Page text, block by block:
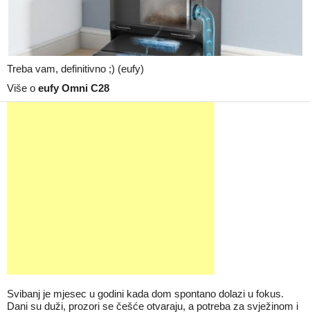
Treba vam, definitivno ;) (eufy)
Više o eufy Omni C28
Svibanj je mjesec u godini kada dom spontano dolazi u fokus.
Dani su duži, prozori se češće otvaraju, a potreba za svježinom i